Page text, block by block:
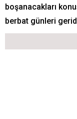
boşanacakları
berbat günleri